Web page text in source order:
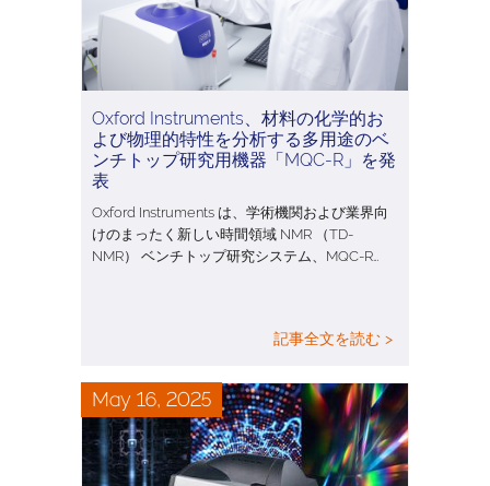
Oxford Instruments、材料の化学的お
よび物理的特性を分析する多用途のベ
ンチトップ研究用機器「MQC-R」を発
表
Oxford Instruments は、学術機関および業界向
けのまったく新しい時間領域 NMR （TD-
NMR） ベンチトップ研究システム、MQC-R…
記事全文を読む >
May 16, 2025